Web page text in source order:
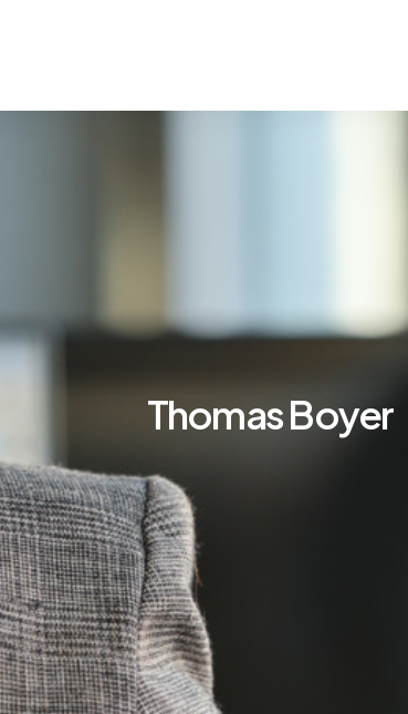
Thomas Boyer